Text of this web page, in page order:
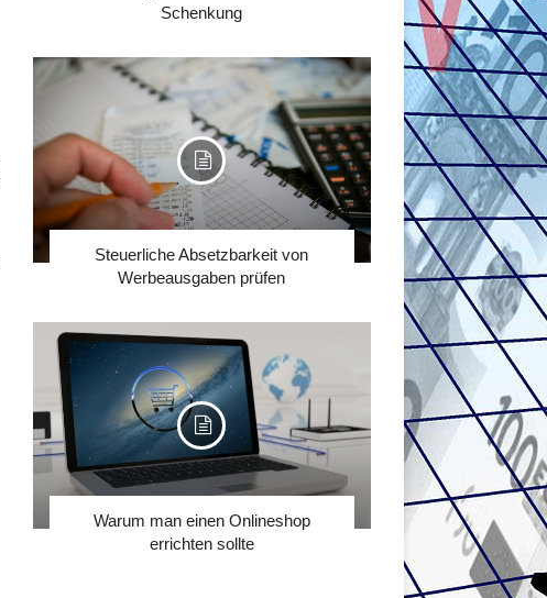
Schenkung
Steuerliche Absetzbarkeit von
Werbeausgaben prüfen
Warum man einen Onlineshop
errichten sollte